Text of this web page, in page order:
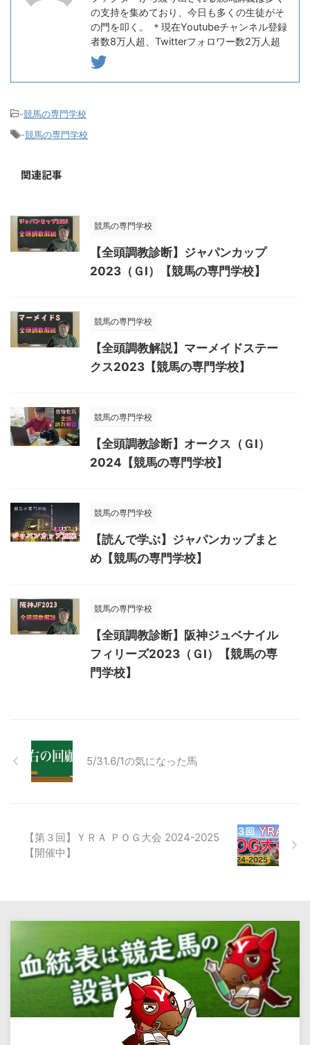
の支持を集めており、今日も多くの生徒がそ
の門を叩く。 ＊現在Youtubeチャンネル登録
者数8万人超、Twitterフォロワー数2万人超
-競馬の専門学校
-競馬の専門学校
関連記事
競馬の専門学校
【全頭調教診断】ジャパンカップ
2023（ＧⅠ）【競馬の専門学校】
競馬の専門学校
【全頭調教解説】マーメイドステー
クス2023【競馬の専門学校】
競馬の専門学校
【全頭調教診断】オークス（ＧⅠ）
2024【競馬の専門学校】
競馬の専門学校
【読んで学ぶ】ジャパンカップまと
め【競馬の専門学校】
競馬の専門学校
【全頭調教診断】阪神ジュベナイル
フィリーズ2023（ＧⅠ）【競馬の専
門学校】
5/31.6/1の気になった馬
【第３回】ＹＲＡ ＰＯＧ大会 2024-2025
【開催中】